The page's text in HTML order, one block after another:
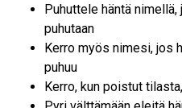
Puhuttele häntä
puhutaan
Kerro myös nimesi, jos
puhuu
Kerro, kun poistut